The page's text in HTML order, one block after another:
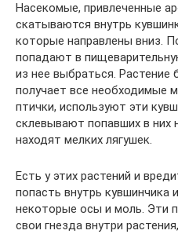
Насекомые, привлеченные
скатываются внутрь
которые направлены вниз.
попадают в
из нее выбраться. Растение
получает все необходимые
птички, используют эти
склевывают попавших в них
находят мелких лягушек.
Есть у этих растений и
попасть внутрь
некоторые осы и моль. Эти
свои гнезда внутри